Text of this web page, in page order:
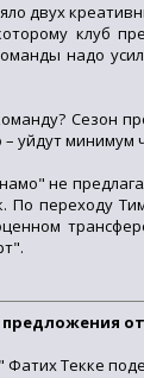
двух
клуб
надо
Сезон
уйдут минимум
не
По переходу
Текке